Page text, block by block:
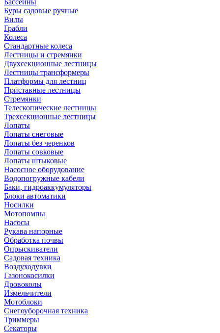
Бассейны
Буры садовые ручные
Вилы
Грабли
Колеса
Стандартные колеса
Лестницы и стремянки
Двухсекционные лестницы
Лестницы трансформеры
Платформы для лестниц
Приставные лестницы
Стремянки
Телескопические лестницы
Трехсекционные лестницы
Лопаты
Лопаты снеговые
Лопаты без черенков
Лопаты совковые
Лопаты штыковые
Насосное оборудование
Водопогружные кабели
Баки, гидроаккумуляторы
Блоки автоматики
Носилки
Мотопомпы
Насосы
Рукава напорные
Обработка почвы
Опрыскиватели
Садовая техника
Воздуходувки
Газонокосилки
Дровоколы
Измельчители
Мотоблоки
Снегоуборочная техника
Триммеры
Секаторы